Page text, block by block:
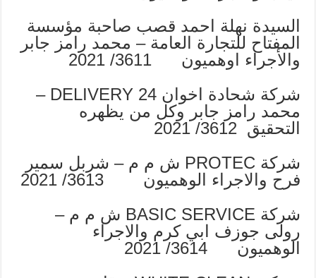
السيدة نهلة احمد قصب صاحبة مؤسسة
المفتاح للتجارة العامة – محمد رامز جابر
والأجراء اوهميون 3611/ 2021
شركة شحادة اخوان 24 DELIVERY –
محمد رامز جابر وكل من يظهره
التحقيق 3612/ 2021
شركة PROTEC ش م م – شربل سمير
فرح والاجراء الوهميون 3613/ 2021
شركة BASIC SERVICE ش م م –
رولى جوزف ابي كرم والاجراء
الوهميون 3614/ 2021